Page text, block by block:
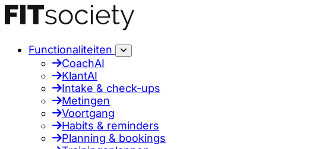
Functionaliteiten
CoachAI
KlantAI
Intake & check-ups
Metingen
Voortgang
Habits & reminders
Planning & bookings